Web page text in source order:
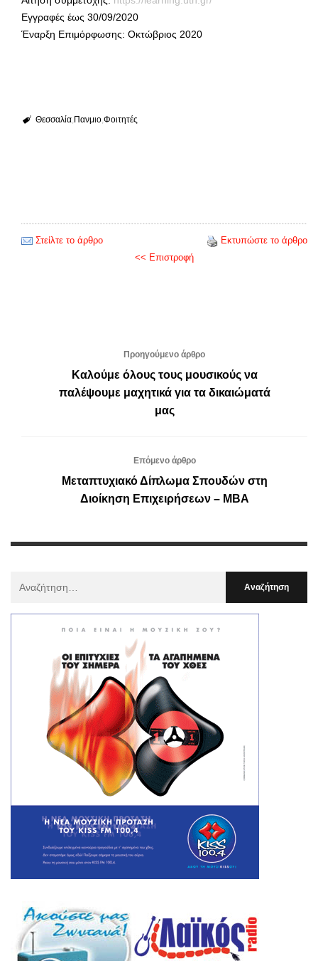
Εγγραφές έως 30/09/2020
Έναρξη Επιμόρφωσης: Οκτώβριος 2020
Θεσσαλία Πανμιο Φοιτητές
Στείλτε το άρθρο
Εκτυπώστε το άρθρο
<< Επιστροφή
Προηγούμενο άρθρο
Καλούμε όλους τους μουσικούς να
παλέψουμε μαχητικά για τα δικαιώματά
μας
Επόμενο άρθρο
Μεταπτυχιακό Δίπλωμα Σπουδών στη
Διοίκηση Επιχειρήσεων – ΜΒΑ
: